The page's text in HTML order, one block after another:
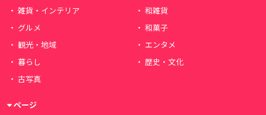
雑貨・インテリア
和雑貨
グルメ
和菓子
観光・地域
エンタメ
暮らし
歴史・文化
古写真
ページ